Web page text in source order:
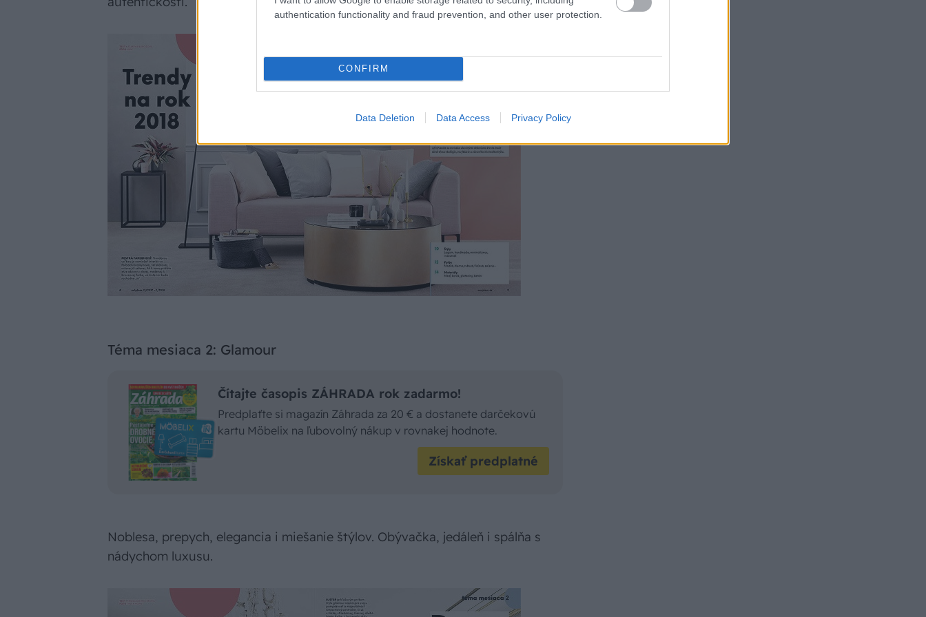
authentication functionality and fraud prevention, and other user protection.
CONFIRM
Data Deletion Data Access Privacy Policy
Téma mesiaca 2: Glamour
Čítajte časopis ZÁHRADA rok zadarmo!
Predplaťte si magazín Záhrada za 20 € a dostanete darčekovú
kartu Möbelix na ľubovolný nákup v rovnakej hodnote.
Získať predplatné
Noblesa, prepych, elegancia i miešanie štýlov. Obývačka, jedáleň i spálňa s
nádychom luxusu.